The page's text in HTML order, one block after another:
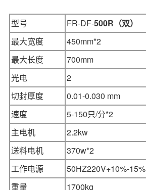
型号 FR-DF-500R（双）
最大宽度
450mm*2
最大长度
700mm
光电
2
切封厚度
0.01-0.030 mm
速度
5-150只/分*2
主电机
2.2kw
送料电机
370w*2
工作电源
50HZ220V+10%-15%
重量
1700kg